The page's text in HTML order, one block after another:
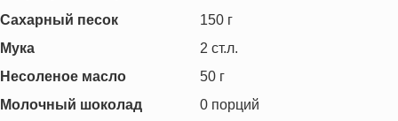
Сахарный песок
150 г
Мука
2 ст.л.
Несоленое масло
50 г
Молочный шоколад
0 порций